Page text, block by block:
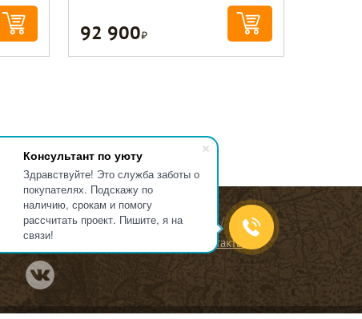
Консультант по уюту
Здравствуйте! Это служба заботы о
покупателях. Подскажу по
наличию, срокам и помогу
рассчитать проект. Пишите, я на
связи!
92 900Р
О компании Заказ Оплата
Доставка
Гид покупателя
Контакты
Перейти в нашу группу Вконтакте